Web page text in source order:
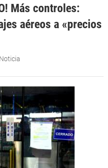
Más controles:
aéreos a «precios